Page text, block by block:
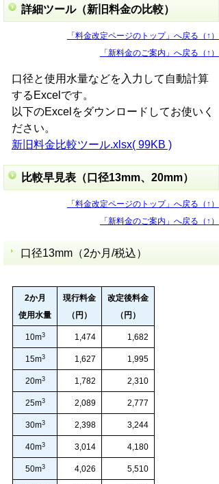
詳細ツール（新旧料金の比較）
「料金改定ページのトップ」へ戻る（↑）
「新料金のご案内」へ戻る（↑）
口径と使用水量などを入力して自動計算
するExcelです。
以下のExcelをダウンロードしてお使いく
ださい。
新旧料金比較ツール.xlsx( 99KB )
比較早見表（口径13mm、20mm）
「料金改定ページのトップ」へ戻る（↑）
「新料金のご案内」へ戻る（↑）
口径13mm（2か月/税込）
2か月
使用水量
現行料金
（円）
改定後料金
（円）
10m3 1,474 1,682
15m3 1,627 1,995
20m3 1,782 2,310
25m3 2,089 2,777
30m3 2,398 3,244
40m3 3,014 4,180
50m3 4,026 5,510